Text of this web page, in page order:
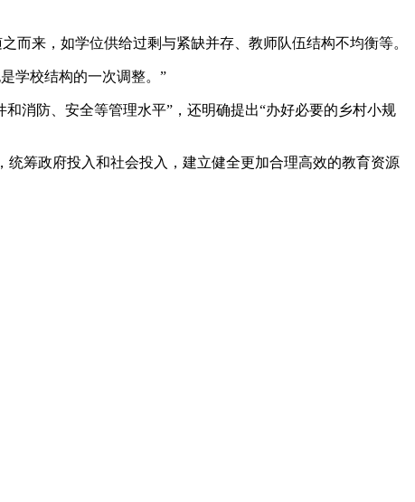
而来，如学位供给过剩与紧缺并存、教师队伍结构不均衡等。
学校结构的一次调整。”
消防、安全等管理水平”，还明确提出“办好必要的乡村小规
筹政府投入和社会投入，建立健全更加合理高效的教育资源